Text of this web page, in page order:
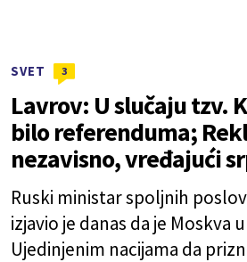
SVET 3
Lavrov: U slučaju tzv.
bilo referenduma;
nezavisno, vređajući
Ruski ministar spoljnih
izjavio je danas da je Moskva
Ujedinjenim nacijama da